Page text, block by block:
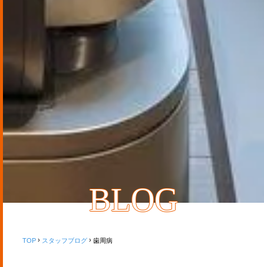
BLOG
TOP スタッフブログ 歯周病